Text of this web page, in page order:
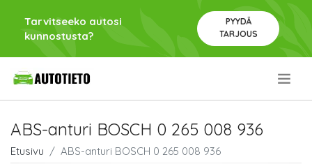
Tarvitseeko autosi
kunnostusta?
PYYDÄ
TARJOUS
ABS-anturi BOSCH 0 265 008 936
Etusivu ABS-anturi BOSCH 0 265 008 936